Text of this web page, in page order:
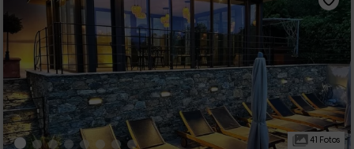
41 Fotos